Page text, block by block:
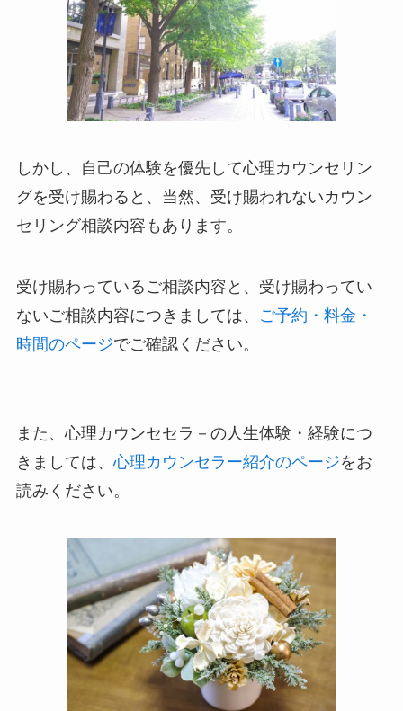
しかし、自己の体験を優先して心理カウンセリン
グを受け賜わると、当然、受け賜われないカウン
セリング相談内容もあります。
受け賜わっているご相談内容と、受け賜わってい
ないご相談内容につきましては、
ご予約・料金・
時間のページでご確認ください。
また、心理カウンセセラ－の人生体験・経験につ
きましては、心理カウンセラー紹介のページをお
読みください。